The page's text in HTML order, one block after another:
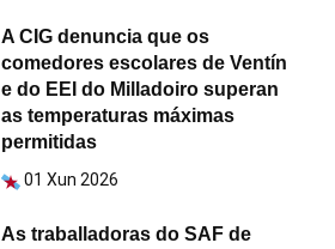
A CIG denuncia que os
comedores escolares de Ventín
e do EEI do Milladoiro superan
as temperaturas máximas
permitidas
01 Xun 2026
As traballadoras do SAF de